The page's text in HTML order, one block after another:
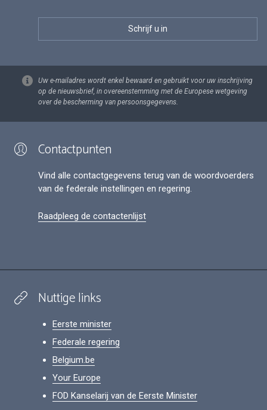
Uw e-mailadres wordt enkel bewaard en gebruikt voor uw inschrijving
op de nieuwsbrief, in overeenstemming met de Europese wetgeving
over de bescherming van persoonsgegevens.
Contactpunten
Vind alle contactgegevens terug van de woordvoerders
van de federale instellingen en regering.
Raadpleeg de contactenlijst
Nuttige links
Eerste minister
Federale regering
Belgium.be
Your Europe
FOD Kanselarij van de Eerste Minister